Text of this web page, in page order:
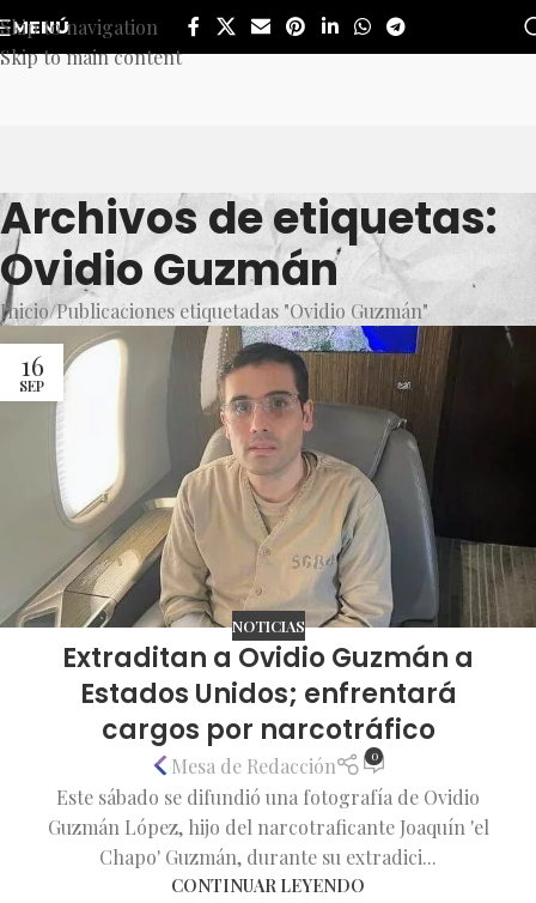
Skip to navigation
Skip to main content
MENÚ
Archivos de etiquetas:
Ovidio Guzmán
Inicio Publicaciones etiquetadas "Ovidio Guzmán"
16
SEP
NOTICIAS
Extraditan a Ovidio Guzmán a
Estados Unidos; enfrentará
cargos por narcotráfico
Mesa de Redacción 0
Este sábado se difundió una fotografía de Ovidio
Guzmán López, hijo del narcotraficante Joaquín 'el
Chapo' Guzmán, durante su extradici...
CONTINUAR LEYENDO